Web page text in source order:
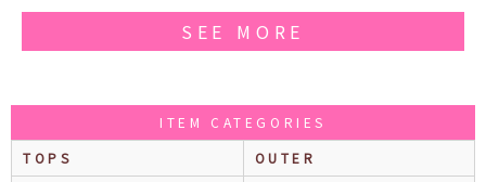
SEE MORE
ITEM CATEGORIES
TOPS
OUTER